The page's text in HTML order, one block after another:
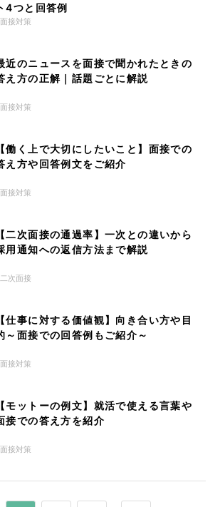
4つと回答例
面接対策
近のニュースを面接で聞かれたときの
え方の正解｜話題ごとに解説
面接対策
【働く上で大切にしたいこと】面接での
え方や回答例文をご紹介
面接対策
【二次面接の通過率】一次との違いから
用通知への返信方法まで解説
二次面接
【仕事に対する価値観】向き合い方や目
～面接での回答例もご紹介～
面接対策
【モットーの例文】就活で使える言葉や
接での答え方を紹介
面接対策